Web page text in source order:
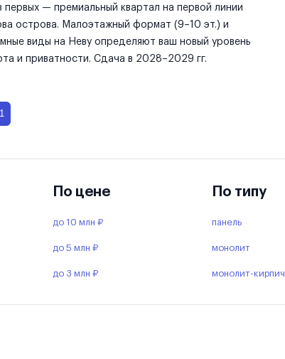
первых — премиальный квартал на первой линии
острова. Малоэтажный формат (9–10 эт.) и
виды на Неву определяют ваш новый уровень
и приватности. Сдача в 2028–2029 гг.
1
По цене
до 10 млн ₽
до 5 млн ₽
до 3 млн ₽
По типу
панель
монолит
монолит-кирпич